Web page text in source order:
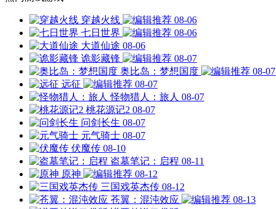
穿越火线
08-06
七日世界
08-06
大道仙途 08-06
诡影藏锋
08-07
奥比岛：梦想国度
08-07
远征
08-07
怪物猎人：旅人 08-07
桃花源记2 08-07
问剑长生 08-07
元气骑士 08-07
伏魔传 08-10
盗墓笔记：启程 08-11
原神
08-12
三国戏英杰传 08-12
苍翼：混沌效应
08-13